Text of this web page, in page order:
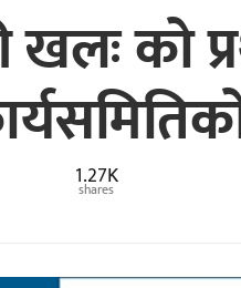
खलः को
1.27K
shares